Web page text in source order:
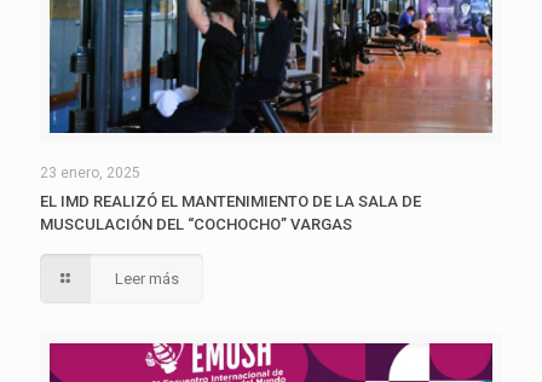
23 enero, 2025
EL IMD REALIZÓ EL MANTENIMIENTO DE LA SALA DE
MUSCULACIÓN DEL “COCHOCHO” VARGAS
Leer más